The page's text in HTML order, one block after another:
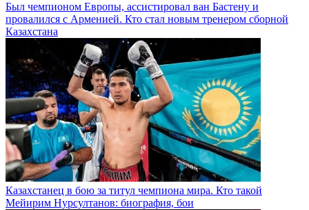
Был чемпионом Европы, ассистировал ван Бастену и
провалился с Арменией. Кто стал новым тренером сборной
Казахстана
Казахстанец в бою за титул чемпиона мира. Кто такой
Мейирим Нурсултанов: биография, бои